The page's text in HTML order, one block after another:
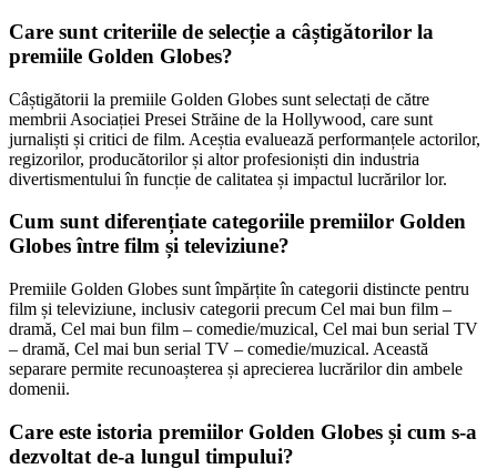
Care sunt criteriile de selecție a câștigătorilor la
premiile Golden Globes?
Câștigătorii la premiile Golden Globes sunt selectați de către
membrii Asociației Presei Străine de la Hollywood, care sunt
jurnaliști și critici de film. Aceștia evaluează performanțele actorilor,
regizorilor, producătorilor și altor profesioniști din industria
divertismentului în funcție de calitatea și impactul lucrărilor lor.
Cum sunt diferențiate categoriile premiilor Golden
Globes între film și televiziune?
Premiile Golden Globes sunt împărțite în categorii distincte pentru
film și televiziune, inclusiv categorii precum Cel mai bun film –
dramă, Cel mai bun film – comedie/muzical, Cel mai bun serial TV
– dramă, Cel mai bun serial TV – comedie/muzical. Această
separare permite recunoașterea și aprecierea lucrărilor din ambele
domenii.
Care este istoria premiilor Golden Globes și cum s-a
dezvoltat de-a lungul timpului?